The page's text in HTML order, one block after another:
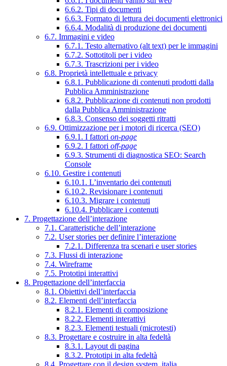
6.6.2. Tipi di documenti
6.6.3. Formato di lettura dei documenti elettronici
6.6.4. Modalità di produzione dei documenti
6.7. Immagini e video
6.7.1. Testo alternativo (alt text) per le immagini
6.7.2. Sottotitoli per i video
6.7.3. Trascrizioni per i video
6.8. Proprietà intellettuale e privacy
6.8.1. Pubblicazione di contenuti prodotti dalla
Pubblica Amministrazione
6.8.2. Pubblicazione di contenuti non prodotti
dalla Pubblica Amministrazione
6.8.3. Consenso dei soggetti ritratti
6.9. Ottimizzazione per i motori di ricerca (SEO)
6.9.1. I fattori on-page
6.9.2. I fattori off-page
6.9.3. Strumenti di diagnostica SEO: Search
Console
6.10. Gestire i contenuti
6.10.1. L’inventario dei contenuti
6.10.2. Revisionare i contenuti
6.10.3. Migrare i contenuti
6.10.4. Pubblicare i contenuti
7. Progettazione dell’interazione
7.1. Caratteristiche dell’interazione
7.2. User stories per definire l’interazione
7.2.1. Differenza tra scenari e user stories
7.3. Flussi di interazione
7.4. Wireframe
7.5. Prototipi interattivi
8. Progettazione dell’interfaccia
8.1. Obiettivi dell’interfaccia
8.2. Elementi dell’interfaccia
8.2.1. Elementi di composizione
8.2.2. Elementi interattivi
8.2.3. Elementi testuali (microtesti)
8.3. Progettare e costruire in alta fedeltà
8.3.1. Layout di pagina
8.3.2. Prototipi in alta fedeltà
8.4. Progettare con il design system .italia